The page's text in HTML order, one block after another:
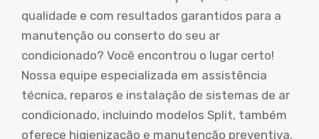
qualidade e com resultados garantidos para a
manutenção ou conserto do seu ar
condicionado? Você encontrou o lugar certo!
Nossa equipe especializada em assistência
técnica, reparos e instalação de sistemas de ar
condicionado, incluindo modelos Split, também
oferece higienização e manutenção preventiva.